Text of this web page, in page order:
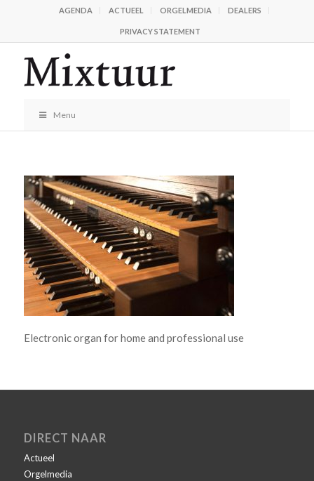
AGENDA ACTUEEL ORGELMEDIA DEALERS
PRIVACY STATEMENT
Menu
Electronic organ for home and professional use
DIRECT NAAR
Actueel
Orgelmedia